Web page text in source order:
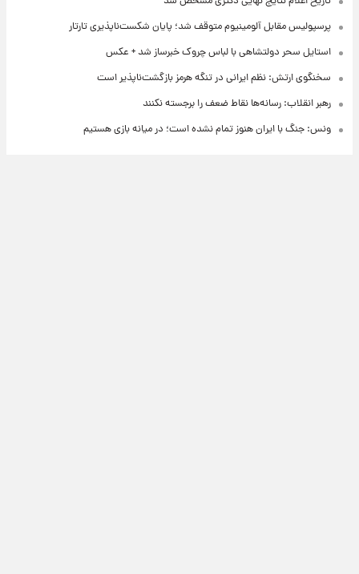
پرسپولیس مقابل آلومینیوم متوقف شد؛ پایان شکست‌ناپذیری تارتار
استایل سحر دولتشاهی با لباس چروک خبرساز شد + عکس
سخنگوی ارتش: نظم ایرانی در تنگه هرمز بازگشت‌ناپذیر است
رهبر انقلاب: رسانه‌ها نقاط ضعف را برجسته نکنند
ونس: جنگ با ایران هنوز تمام نشده است؛ در میانه بازی هستیم